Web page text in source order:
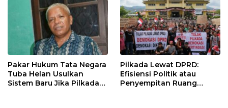
Pakar Hukum Tata Negara
Tuba Helan Usulkan
Sistem Baru Jika Pilkada
Pilkada Lewat DPRD:
Efisiensi Politik atau
Penyempitan Ruang